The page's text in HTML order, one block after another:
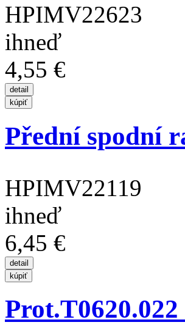
HPIMV22623
ihneď
4,55 €
Přední spodní
HPIMV22119
ihneď
6,45 €